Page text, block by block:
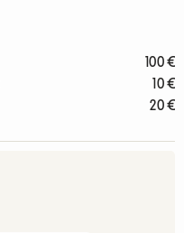
100 €
10 €
20 €